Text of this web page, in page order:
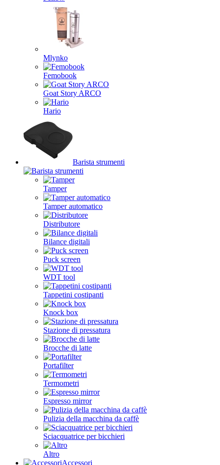
Mlynko
Femobook
Goat Story ARCO
Hario
Barista strumenti
Tamper
Tamper automatico
Distributore
Bilance digitali
Puck screen
WDT tool
Tappetini costipanti
Knock box
Stazione di pressatura
Brocche di latte
Portafilter
Termometri
Espresso mirror
Pulizia della macchina da caffè
Sciacquatrice per bicchieri
Altro
Accessori